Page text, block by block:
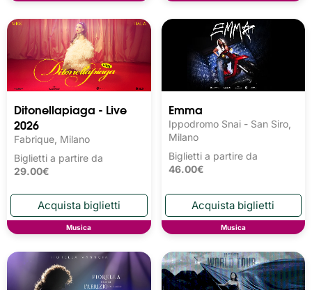
Ditonellapiaga - Live
2026
Fabrique, Milano
Biglietti a partire da
29.00€
Musica
Emma
Ippodromo Snai - San Siro,
Milano
Biglietti a partire da
46.00€
Musica